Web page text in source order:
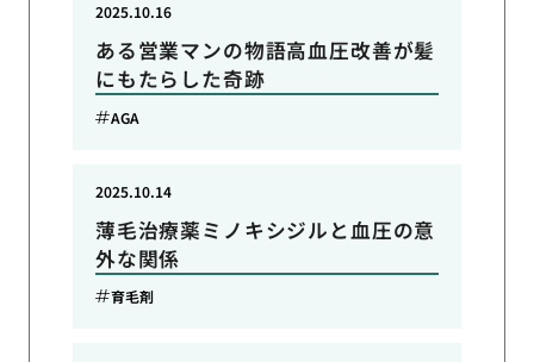
ある営業マンの物語高血圧改善が髪
にもたらした奇跡
2025.10.16
AGA
薄毛治療薬ミノキシジルと血圧の意
外な関係
2025.10.14
育毛剤